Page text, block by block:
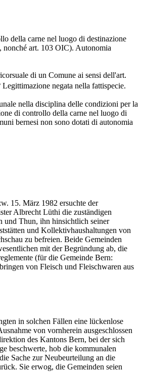
della carne nel luogo di destinazione
nonché art. 103 OIC). Autonomia
di un Comune ai sensi dell'art.
Legittimazione negata nella fattispecie.
nella disciplina delle condizioni per la
di controllo della carne nel luogo di
bernesi non sono dotati di autonomia
15. März 1982 ersuchte der
Albrecht Lüthi die zuständigen
und Thun, ihn hinsichtlich seiner
und Kollektivhaushaltungen von
zu befreien. Beide Gemeinden
mit der Begründung ab, die
(für die Gemeinde Bern:
von Fleisch und Fleischwaren aus
in solchen Fällen eine lückenlose
von vornherein ausgeschlossen
des Kantons Bern, bei der sich
beschwerte, hob die kommunalen
Sache zur Neubeurteilung an die
Sie erwog, die Gemeinden seien